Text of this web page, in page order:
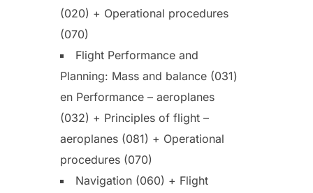
(020) + Operational procedures
(070)
Flight Performance and
Planning: Mass and balance (031)
en Performance – aeroplanes
(032) + Principles of flight –
aeroplanes (081) + Operational
procedures (070)
Navigation (060) + Flight